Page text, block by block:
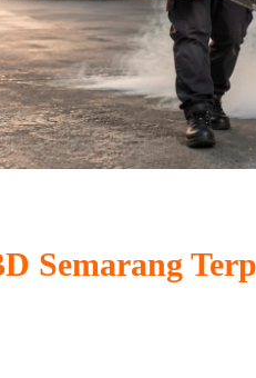
Semarang